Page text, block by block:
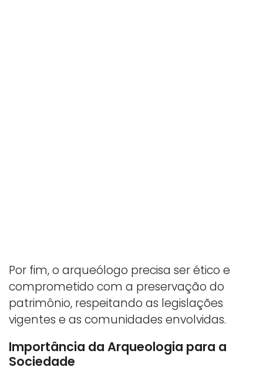
Por fim, o arqueólogo precisa ser ético e
comprometido com a preservação do
patrimônio, respeitando as legislações
vigentes e as comunidades envolvidas.
Importância da Arqueologia para a
Sociedade